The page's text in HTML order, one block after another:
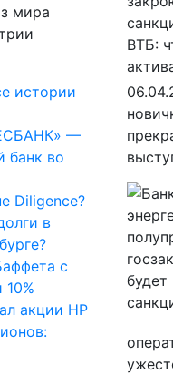
мира
—
банк во
Diligence?
в
с
акции HP